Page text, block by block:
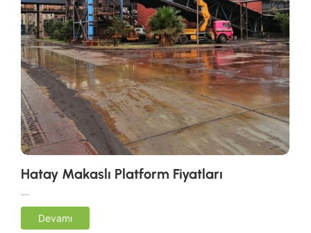
Hatay Makaslı Platform Fiyatları
….
Devamı